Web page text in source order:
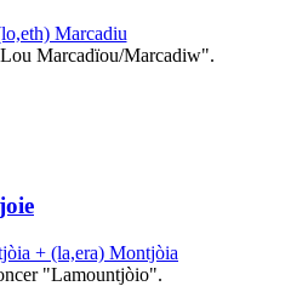
Marcadiu
Marcadïou/Marcadiw".
+ (la,era) Montjòia
"Lamountjòio".